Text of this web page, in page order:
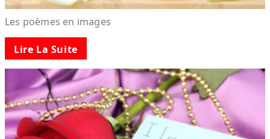
Les poèmes en images
Lire La Suite